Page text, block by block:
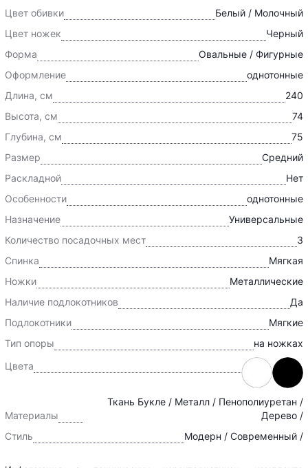
Цвет обивки
Белый / Молочный
Цвет ножек
Черный
Форма
Овальные / Фигурные
Оформление
однотонные
Длина, см
240
Высота, см
74
Глубина, см
75
Размер
Средний
Раскладной
Нет
Особенности
однотонные
Назначение
Универсальные
Количество посадочных мест
3
Спинка
Мягкая
Ножки
Металлические
Наличие подлокотников
Да
Подлокотники
Мягкие
Тип опоры
на ножках
Цвета
Материалы
Ткань Букле / Металл / Пенополиуретан /
Дерево /
Стиль
Модерн / Современный /